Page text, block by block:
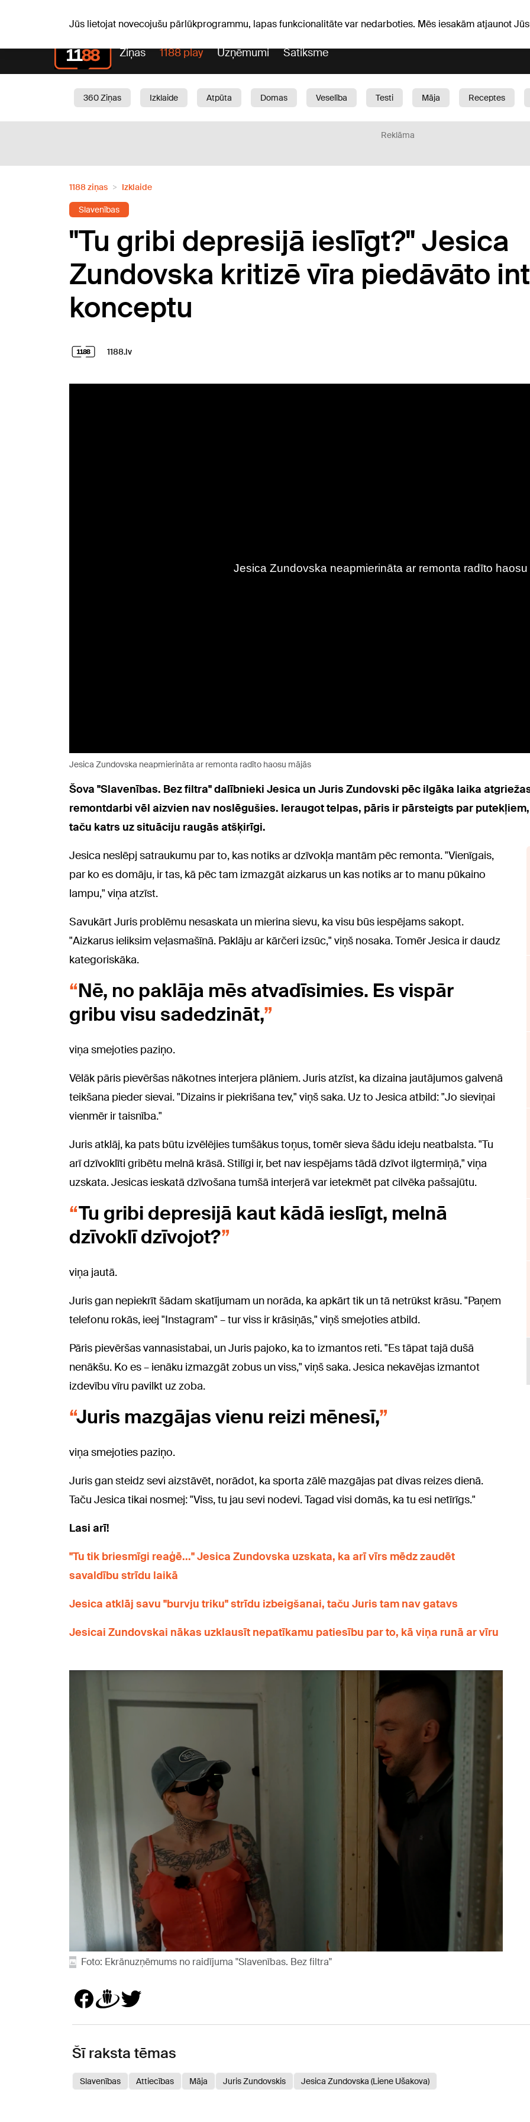
Jūs lietojat novecojušu pārlūkprogrammu, lapas funkcionalitāte var nedarboties. Mēs iesakām atjaunot
Ziņas 1188 play Uzņēmumi Satiksme
360 Ziņas Izklaide Atpūta Domas Veselība Testi Māja Receptes
Reklāma
1188 ziņas Izklaide
Slavenības
"Tu gribi depresijā ieslīgt?" Jesica
Zundovska kritizē vīra piedāvāto
konceptu
1188.lv
Jesica Zundovska neapmierināta ar remonta radīto haosu mājās
Šova "Slavenības. Bez filtra" dalībnieki Jesica un Juris Zundovski pēc ilgāka laika
remontdarbi vēl aizvien nav noslēgušies. Ieraugot telpas, pāris ir pārsteigts par
taču katrs uz situāciju raugās atšķirīgi.
Jesica neslēpj satraukumu par to, kas notiks ar dzīvokļa mantām pēc remonta. "Vienīgais,
par ko es domāju, ir tas, kā pēc tam izmazgāt aizkarus un kas notiks ar to manu pūkaino
lampu," viņa atzīst.
Savukārt Juris problēmu nesaskata un mierina sievu, ka visu būs iespējams sakopt.
"Aizkarus ieliksim veļasmašīnā. Paklāju ar kārčeri izsūc," viņš nosaka. Tomēr Jesica ir daudz
kategoriskāka.
Nē, no paklāja mēs atvadīsimies. Es vispār
gribu visu sadedzināt,
viņa smejoties paziņo.
Vēlāk pāris pievēršas nākotnes interjera plāniem. Juris atzīst, ka dizaina jautājumos galvenā
teikšana pieder sievai. "Dizains ir piekrišana tev," viņš saka. Uz to Jesica atbild: "Jo sieviņai
vienmēr ir taisnība."
Juris atklāj, ka pats būtu izvēlējies tumšākus toņus, tomēr sieva šādu ideju neatbalsta. "Tu
arī dzīvoklīti gribētu melnā krāsā. Stilīgi ir, bet nav iespējams tādā dzīvot ilgtermiņā," viņa
uzskata. Jesicas ieskatā dzīvošana tumšā interjerā var ietekmēt pat cilvēka pašsajūtu.
Tu gribi depresijā kaut kādā ieslīgt, melnā
dzīvoklī dzīvojot?
viņa jautā.
Juris gan nepiekrīt šādam skatījumam un norāda, ka apkārt tik un tā netrūkst krāsu. "Paņem
telefonu rokās, ieej "Instagram" – tur viss ir krāsiņās," viņš smejoties atbild.
Pāris pievēršas vannasistabai, un Juris pajoko, ka to izmantos reti. "Es tāpat tajā dušā
nenākšu. Ko es – ienāku izmazgāt zobus un viss," viņš saka. Jesica nekavējas izmantot
izdevību vīru pavilkt uz zoba.
Juris mazgājas vienu reizi mēnesī,
viņa smejoties paziņo.
Juris gan steidz sevi aizstāvēt, norādot, ka sporta zālē mazgājas pat divas reizes dienā.
Taču Jesica tikai nosmej: "Viss, tu jau sevi nodevi. Tagad visi domās, ka tu esi netīrīgs."
Lasi arī!
"Tu tik briesmīgi reaģē..." Jesica Zundovska uzskata, ka arī vīrs mēdz zaudēt
savaldību strīdu laikā
Jesica atklāj savu "burvju triku" strīdu izbeigšanai, taču Juris tam nav gatavs
Jesicai Zundovskai nākas uzklausīt nepatīkamu patiesību par to, kā viņa runā ar vīru
Foto: Ekrānuzņēmums no raidījuma "Slavenības. Bez filtra"
Šī raksta tēmas
Slavenības Attiecības Māja Juris Zundovskis Jesica Zundovska (Liene Ušakova)